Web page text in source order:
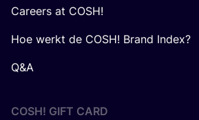
Careers at COSH!
Hoe werkt de COSH! Brand Index?
Q&A
COSH! GIFT CARD